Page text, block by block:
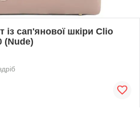
із сап'янової шкіри Clio
(Nude)